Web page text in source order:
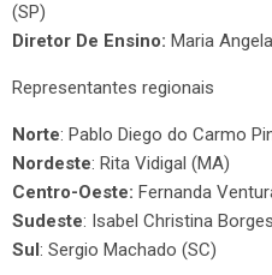
(SP)
Diretor De Ensino: Maria
Representantes regionais
Norte: Pablo Diego do Carmo
Nordeste: Rita Vidigal (MA)
Centro-Oeste: Fernanda
Sudeste: Isabel Christina
Sul: Sergio Machado (SC)